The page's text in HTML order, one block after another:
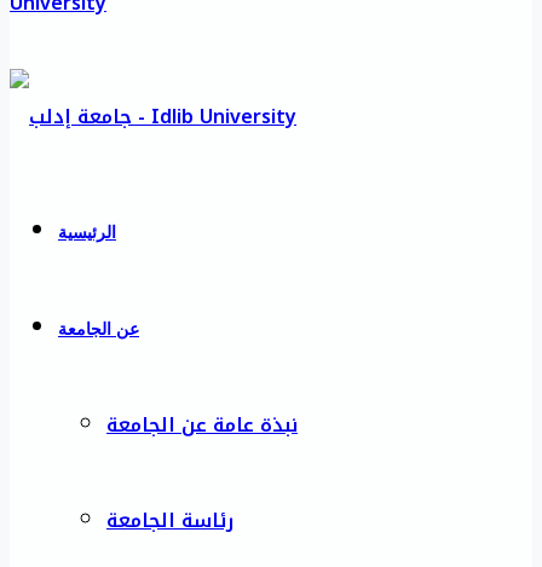
الرئيسية
عن الجامعة
نبذة عامة عن الجامعة
رئاسة الجامعة